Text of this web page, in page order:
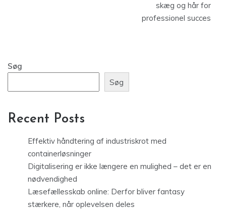
skæg og hår for
professionel succes
Søg
Søg
Recent Posts
Effektiv håndtering af industriskrot med
containerløsninger
Digitalisering er ikke længere en mulighed – det er en
nødvendighed
Læsefællesskab online: Derfor bliver fantasy
stærkere, når oplevelsen deles